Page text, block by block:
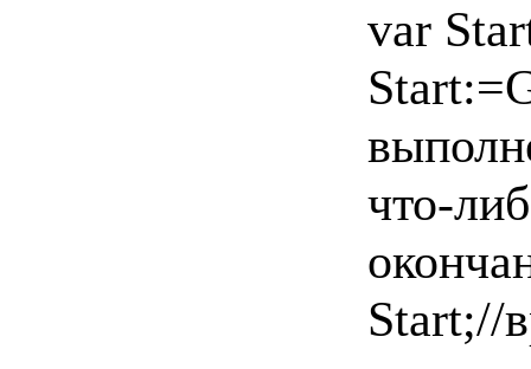
var
что-
Start;//